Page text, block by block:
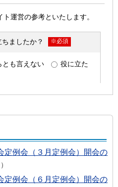
定例会（３月定例会）開会の
定例会（６月定例会）開会の